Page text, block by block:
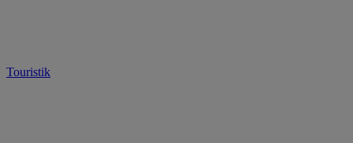
Touristik